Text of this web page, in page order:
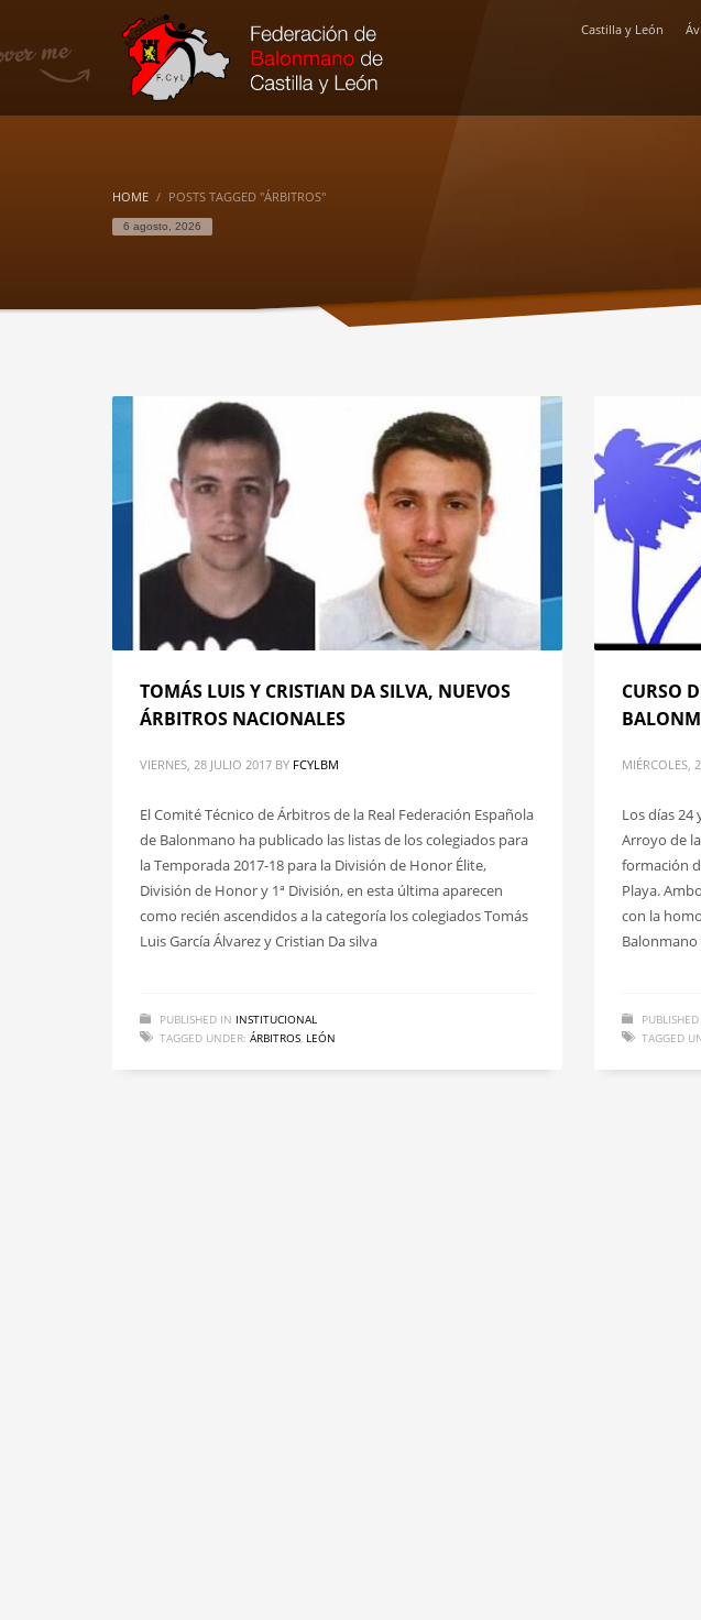
Castilla y León
HOME POSTS TAGGED "ÁRBITROS"
6 agosto, 2026
TOMÁS LUIS Y CRISTIAN DA SILVA, NUEVOS
ÁRBITROS NACIONALES
VIERNES, 28 JULIO 2017 BY FCYLBM
El Comité Técnico de Árbitros de la Real Federación Española
de Balonmano ha publicado las listas de los colegiados para
la Temporada 2017-18 para la División de Honor Élite,
División de Honor y 1ª División, en esta última aparecen
como recién ascendidos a la categoría los colegiados Tomás
Luis García Álvarez y Cristian Da silva
PUBLISHED IN INSTITUCIONAL
TAGGED UNDER: ÁRBITROS, LEÓN
CURSO
MIÉRCOLES,
Los días 24
Arroyo de
formación
Playa.
con la
TAGGED